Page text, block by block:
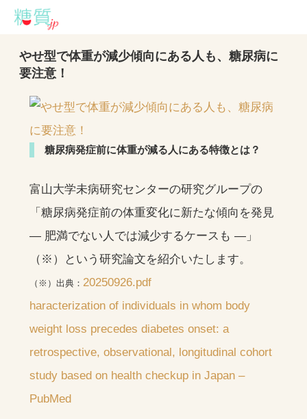
やせ型で体重が減少傾向にある人も、糖尿病に
要注意！
糖尿病発症前に体重が減る人にある特徴とは？
富山大学未病研究センターの研究グループの
「糖尿病発症前の体重変化に新たな傾向を発見
— 肥満でない人では減少するケースも —」
（※）という研究論文を紹介いたします。
（※）出典： 20250926.pdf
haracterization of individuals in whom body
weight loss precedes diabetes onset: a
retrospective, observational, longitudinal cohort
study based on health checkup in Japan –
PubMed